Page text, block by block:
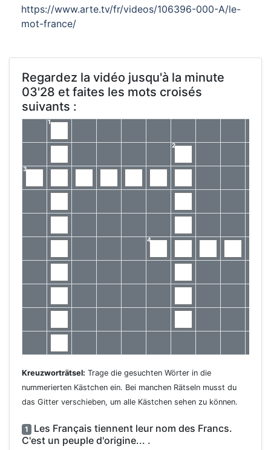
https://www.arte.tv/fr/videos/106396-000-A/le-
mot-france/
Regardez la vidéo jusqu'à la minute
03'28 et faites les mots croisés
suivants :
1
2
3
4
Kreuzworträtsel: Trage die gesuchten Wörter in die
nummerierten Kästchen ein. Bei manchen Rätseln musst du
das Gitter verschieben, um alle Kästchen sehen zu können.
1 Les Français tiennent leur nom des Francs.
C'est un peuple d'origine... .